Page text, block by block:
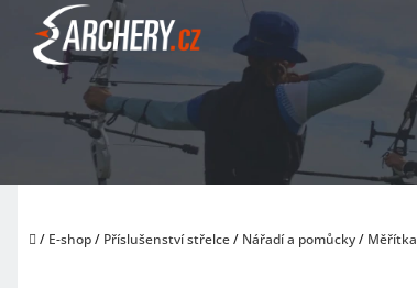
Domů
/ E-shop/ Příslušenství střelce/ Nářadí a pomůcky/ Měřítka